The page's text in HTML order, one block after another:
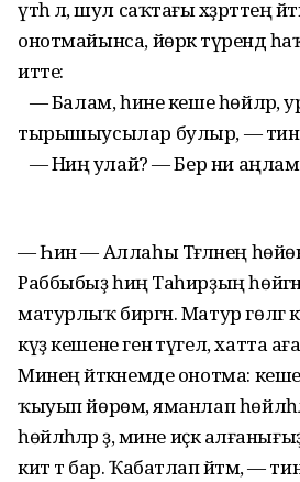
үтһә лә, шул саҡтағы хәҙрәттең
онотмайынса, йөрәк түрендә
итте:
— Балам, һине кеше һөйләр,
тырышыусылар булыр, —
— Ниңә улай? — Бер ни
— Һин — Аллаһы Тәғәләнең
Раббыбыҙ һиңә Таһирҙың
матурлыҡ биргән. Матур гөлгә
күҙ кешене генә түгел, хатта
Минең әйткәнемде онотма:
ҡыуып йөрөмә, яманлап
һөйләһәләр ҙә, мине иҫкә
кит тә бар. Ҡабатлап әйтәм, —